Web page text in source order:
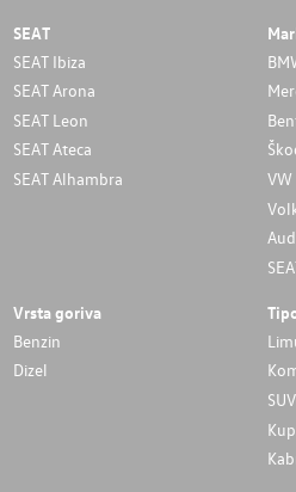
SEAT
SEAT Ibiza
SEAT Arona
SEAT Leon
SEAT Ateca
SEAT Alhambra
Vrsta goriva
Benzin
Dizel
SUV